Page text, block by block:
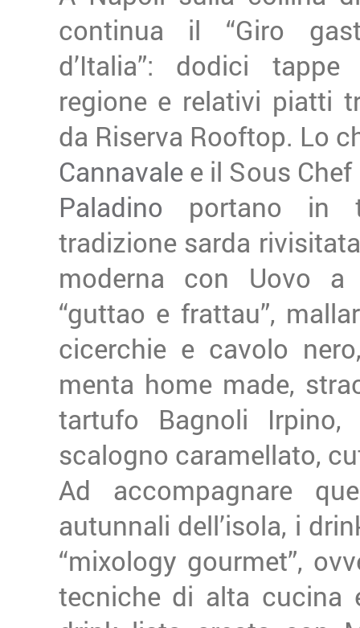
continua il “Giro
d’Italia”: dodici
regione e relativi piatti
da Riserva Rooftop. Lo
Cannavalee il Sous
Paladino portano in
tradizione sarda
moderna con Uovo
“guttao e frattau”,
cicerchie e cavolo
menta home made,
tartufo Bagnoli
scalogno caramellato,
Ad accompagnare
autunnali dell’isola, i
“mixology gourmet”,
tecniche di alta cucina